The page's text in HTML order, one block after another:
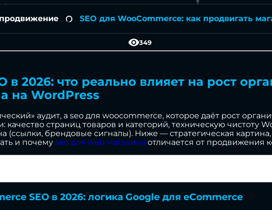
- SEO для WooCommerce: как продвигать
349
в 2026: что реально влияет на рост
на WordPress
аудит, а seo для woocommerce, которое даёт рост
страниц товаров и категорий, техническую чистоту
(ссылки, брендовые сигналы). Ниже — стратегическая картина,
и почему seo для web магазина отличается от продвижения
SEO в 2026: логика Google для eCommerce